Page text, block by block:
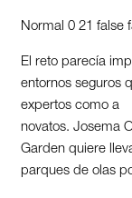
Normal 0 21 false
El reto parecía
entornos seguros
expertos como a
novatos. Josema
Garden quiere
parques de olas